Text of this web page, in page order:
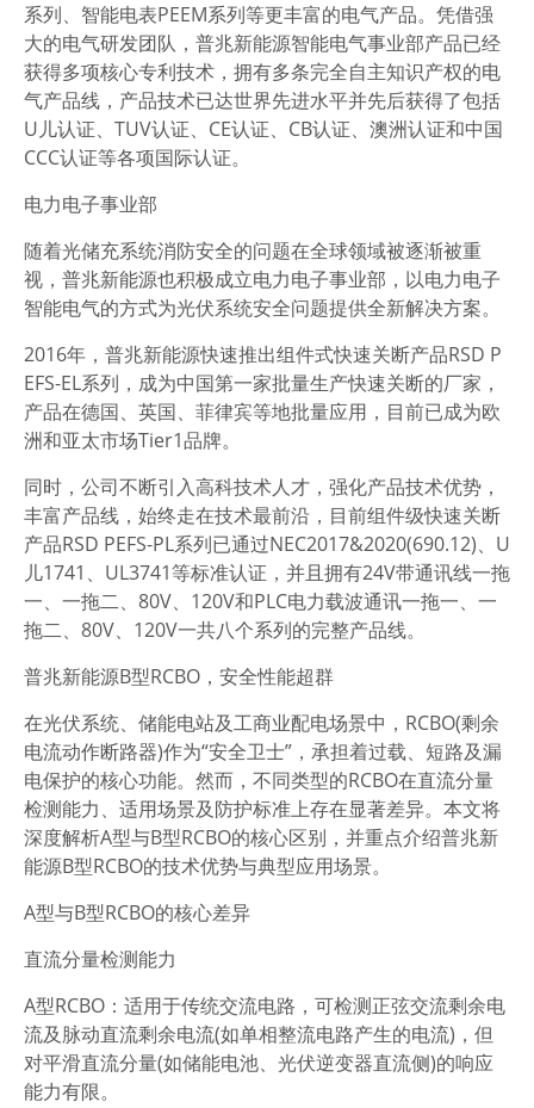
系列、智能电表PEEM系列等更丰富的电气产品。凭借强
大的电气研发团队，普兆新能源智能电气事业部产品已经
获得多项核心专利技术，拥有多条完全自主知识产权的电
气产品线，产品技术已达世界先进水平并先后获得了包括
U儿认证、TUV认证、CE认证、CB认证、澳洲认证和中国
CCC认证等各项国际认证。
电力电子事业部
随着光储充系统消防安全的问题在全球领域被逐渐被重
视，普兆新能源也积极成立电力电子事业部，以电力电子
智能电气的方式为光伏系统安全问题提供全新解决方案。
2016年，普兆新能源快速推出组件式快速关断产品RSD P
EFS-EL系列，成为中国第一家批量生产快速关断的厂家，
产品在德国、英国、菲律宾等地批量应用，目前已成为欧
洲和亚太市场Tier1品牌。
同时，公司不断引入高科技术人才，强化产品技术优势，
丰富产品线，始终走在技术最前沿，目前组件级快速关断
产品RSD PEFS-PL系列已通过NEC2017&2020(690.12)、U
儿1741、UL3741等标准认证，并且拥有24V带通讯线一拖
一、一拖二、80V、120V和PLC电力载波通讯一拖一、一
拖二、80V、120V一共八个系列的完整产品线。
普兆新能源B型RCBO，安全性能超群
在光伏系统、储能电站及工商业配电场景中，RCBO(剩余
电流动作断路器)作为“安全卫士”，承担着过载、短路及漏
电保护的核心功能。然而，不同类型的RCBO在直流分量
检测能力、适用场景及防护标准上存在显著差异。本文将
深度解析A型与B型RCBO的核心区别，并重点介绍普兆新
能源B型RCBO的技术优势与典型应用场景。
A型与B型RCBO的核心差异
直流分量检测能力
A型RCBO：适用于传统交流电路，可检测正弦交流剩余电
流及脉动直流剩余电流(如单相整流电路产生的电流)，但
对平滑直流分量(如储能电池、光伏逆变器直流侧)的响应
能力有限。